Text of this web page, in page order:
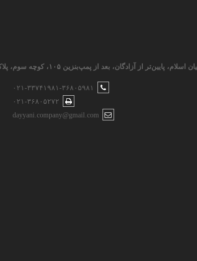
پایین‌تر از آزادگان، بعد از پمپ‌بنزین ۱۰۵، کوچه سوم، پلاک ۸۱
۰۲۱-۳۳۷۴۱۹۸۱-۳۶۸۰۵۹۸۱
۰۲۱-۳۶۸۰۵۲۷۲
dayyani.company@gmail.com